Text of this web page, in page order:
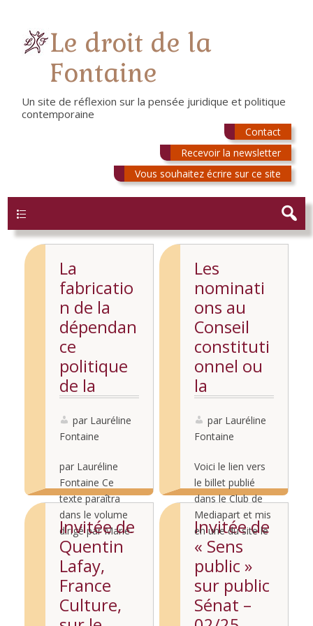
Le droit de la
Fontaine
Un site de réflexion sur la pensée juridique et politique
contemporaine
Contact
Recevoir la newsletter
Vous souhaitez écrire sur ce site
La
fabricatio
n de la
dépendan
ce
politique
de la
justice
constituti
onnelle :
une
inconséqu
ence
française
par Lauréline
Fontaine
par Lauréline
Fontaine Ce
texte paraîtra
dans le volume
dirigé par Marie-
Elisabeth
Baudoin, Des
juges aux Yeux
Bandés, à
paraître aux
Lire la
suite...
Les
nominati
ons au
Conseil
constituti
onnel ou
la
neutralisa
tion du
texte
constituti
onnel
par Lauréline
Fontaine
Voici le lien vers
le billet publié
dans le Club de
Mediapart et mis
en une du site le
1er février 2025.
Voir aussi à ce
sujet mon
passage dans La
Question du jour
Lire la
suite...
Invitée de
Quentin
Lafay,
France
Culture,
Invitée de
« Sens
public »
sur public
Sénat –